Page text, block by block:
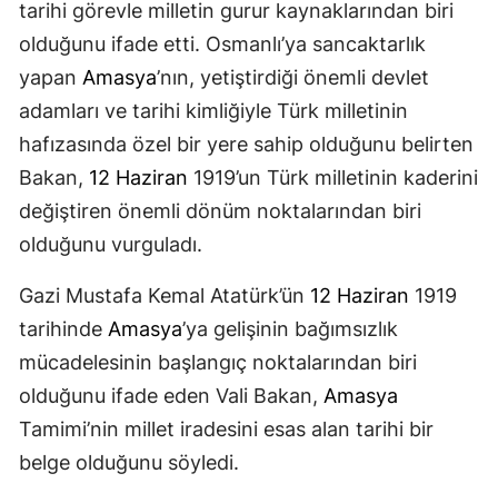
tarihi görevle milletin gurur kaynaklarından biri
olduğunu ifade etti. Osmanlı’ya sancaktarlık
yapan Amasya’nın, yetiştirdiği önemli devlet
adamları ve tarihi kimliğiyle Türk milletinin
hafızasında özel bir yere sahip olduğunu belirten
Bakan, 12 Haziran 1919’un Türk milletinin kaderini
değiştiren önemli dönüm noktalarından biri
olduğunu vurguladı.
Gazi Mustafa Kemal Atatürk’ün 12 Haziran 1919
tarihinde Amasya’ya gelişinin bağımsızlık
mücadelesinin başlangıç noktalarından biri
olduğunu ifade eden Vali Bakan, Amasya
Tamimi’nin millet iradesini esas alan tarihi bir
belge olduğunu söyledi.